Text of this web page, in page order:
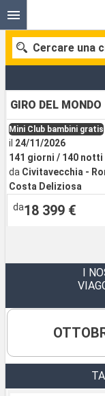
Cercare una
Le nostre
Mesi di partenza
Porti
GIRO DEL MONDO
Costa Deliziosa
da Civitavecchia -
141 giorni / 140 notti
il 24/11/2026
Mini Club bambini gratis
da18 399 €
I